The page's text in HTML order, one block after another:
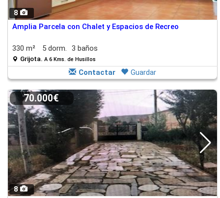
8
Amplia Parcela con Chalet y Espacios de Recreo
330 m² 5 dorm. 3 baños
Grijota. A 6 Kms. de Husillos
Contactar Guardar
8
70.000€